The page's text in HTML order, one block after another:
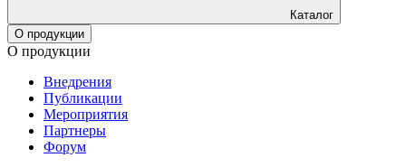
Каталог
О продукции
О продукции
Внедрения
Публикации
Мероприятия
Партнеры
Форум